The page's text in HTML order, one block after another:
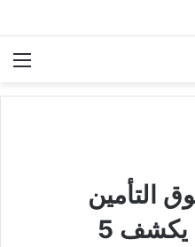
التأمين
المصري.. الزهيري يكشف 5